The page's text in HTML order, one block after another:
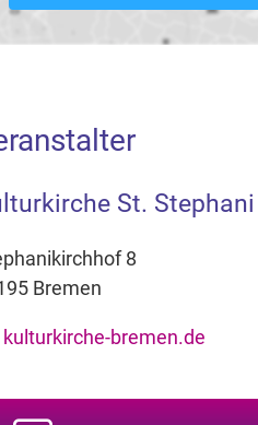
St.
8
Bremen
kulturkirche-bremen.de